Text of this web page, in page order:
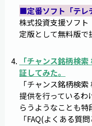
■定番ソフト「テレ
株式投資支援ソフ
定版として無料版で
「チャンス銘柄検索
証してみた。
「チャンス銘柄検
提供を行っているわ
らうようなことも
「FAQ(よくある質